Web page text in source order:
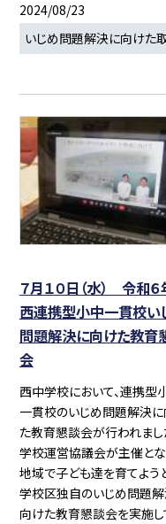
2024/08/23
いじめ問題解決に向けた
７月１０日（水） 令和
西連携型小中一貫校い
問題解決に向けた教育
会
西中学校において、連携型
一貫校のいじめ問題解決
た教育懇談会が行われまし
学校運営協議会が主催とな
地域で子ども達を育てよう
学校区独自のいじめ問題
向けた教育懇談会を実施し